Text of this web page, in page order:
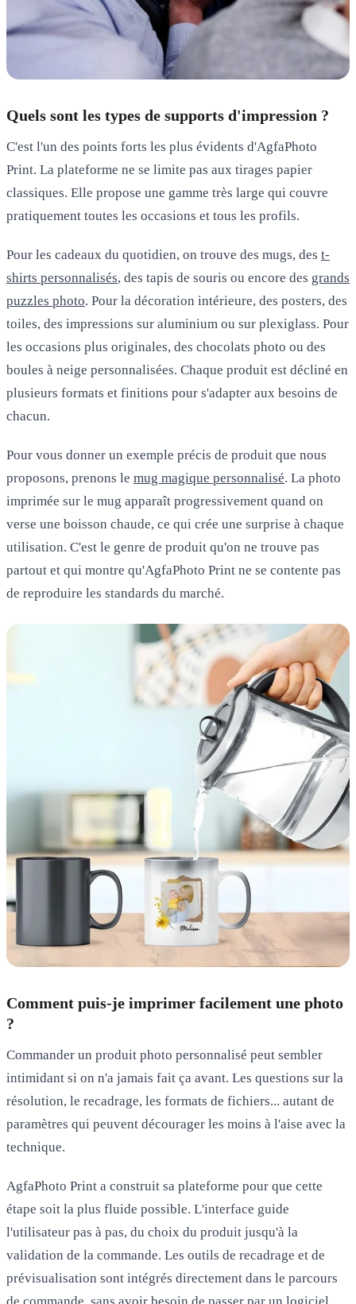
Quels sont les types de supports d'impression ?
C'est l'un des points forts les plus évidents d'AgfaPhoto
Print. La plateforme ne se limite pas aux tirages papier
classiques. Elle propose une gamme très large qui couvre
pratiquement toutes les occasions et tous les profils.
Pour les cadeaux du quotidien, on trouve des mugs, des t-
shirts personnalisés, des tapis de souris ou encore des grands
puzzles photo. Pour la décoration intérieure, des posters, des
toiles, des impressions sur aluminium ou sur plexiglass. Pour
les occasions plus originales, des chocolats photo ou des
boules à neige personnalisées. Chaque produit est décliné en
plusieurs formats et finitions pour s'adapter aux besoins de
chacun.
Pour vous donner un exemple précis de produit que nous
proposons, prenons le mug magique personnalisé. La photo
imprimée sur le mug apparaît progressivement quand on
verse une boisson chaude, ce qui crée une surprise à chaque
utilisation. C'est le genre de produit qu'on ne trouve pas
partout et qui montre qu'AgfaPhoto Print ne se contente pas
de reproduire les standards du marché.
Comment puis-je imprimer facilement une photo
?
Commander un produit photo personnalisé peut sembler
intimidant si on n'a jamais fait ça avant. Les questions sur la
résolution, le recadrage, les formats de fichiers... autant de
paramètres qui peuvent décourager les moins à l'aise avec la
technique.
AgfaPhoto Print a construit sa plateforme pour que cette
étape soit la plus fluide possible. L'interface guide
l'utilisateur pas à pas, du choix du produit jusqu'à la
validation de la commande. Les outils de recadrage et de
prévisualisation sont intégrés directement dans le parcours